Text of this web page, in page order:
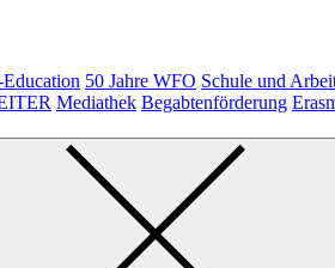
50 Jahre WFO Schule und
Mediathek Begabtenförderung